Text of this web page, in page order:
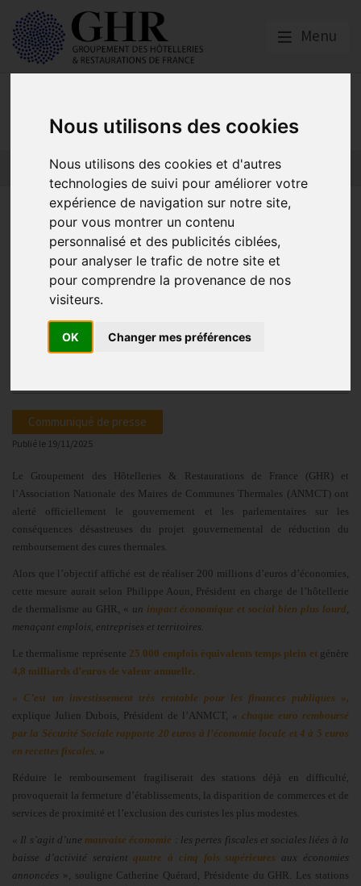
Nous utilisons des cookies
Nous utilisons des cookies et d'autres
technologies de suivi pour améliorer votre
expérience de navigation sur notre site,
pour vous montrer un contenu
personnalisé et des publicités ciblées,
pour analyser le trafic de notre site et
pour comprendre la provenance de nos
visiteurs.
OK Changer mes préférences
Menu
Presse
Le GHR et l’ANMCT s’opposent
au projet de
déremboursement des cures
thermales : « Des économies
qui tuent un secteur et nos
territoires »
Communiqué de presse
Publié le 19/11/2025
Le Groupement des Hôtelleries & Restaurations de France (GHR) et
l’Association Nationale des Maires de Communes Thermales (ANMCT) ont
alerté officiellement le gouvernement et les parlementaires sur les
conséquences désastreuses du projet gouvernemental de réduction du
remboursement des cures thermales.
Alors que l’objectif affiché est de réaliser 200 millions d’euros d’économies,
cette mesure aurait selon Philippe Aoun, Président en charge de l’hôtellerie
de thermalisme au GHR, « un impact économique et social bien plus lourd,
menaçant emplois, entreprises et territoires.
Le thermalisme représente 25 000 emplois équivalents temps plein et génère
4,8 milliards d’euros de valeur annuelle.
« C’est un investissement très rentable pour les finances publiques »,
explique Julien Dubois, Président de l’ANMCT, « chaque euro remboursé
par la Sécurité Sociale rapporte 20 euros à l’économie locale et 4 à 5 euros
en recettes fiscales. »
Réduire le remboursement fragiliserait des stations déjà en difficulté,
provoquerait la fermeture d’établissements, la disparition de commerces et de
services de proximité et l’exclusion des curistes les plus modestes.
« Il s’agit d’unemauvaise économie : les pertes fiscales et sociales liées à la
baisse d’activité seraientquatre à cinq fois supérieures aux économies
annoncées », souligne Catherine Quérard, Présidente du GHR. Les stations